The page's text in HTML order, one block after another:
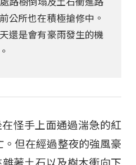
公所也在積極搶修中。
還是會有豪雨發生的機
怪手上面通過湍急的紅
但在經過整夜的強風豪